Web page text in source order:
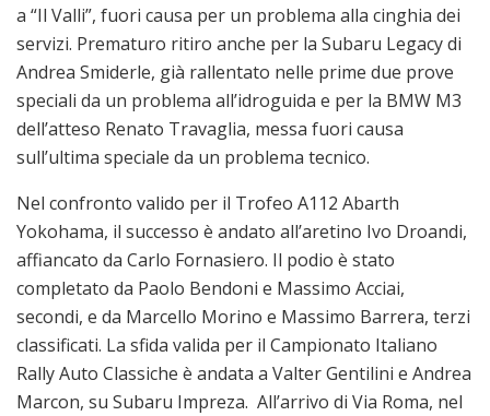
a “Il Valli”, fuori causa per un problema alla cinghia dei
servizi. Prematuro ritiro anche per la Subaru Legacy di
Andrea Smiderle, già rallentato nelle prime due prove
speciali da un problema all’idroguida e per la BMW M3
dell’atteso Renato Travaglia, messa fuori causa
sull’ultima speciale da un problema tecnico.
Nel confronto valido per il Trofeo A112 Abarth
Yokohama, il successo è andato all’aretino Ivo Droandi,
affiancato da Carlo Fornasiero. Il podio è stato
completato da Paolo Bendoni e Massimo Acciai,
secondi, e da Marcello Morino e Massimo Barrera, terzi
classificati. La sfida valida per il Campionato Italiano
Rally Auto Classiche è andata a Valter Gentilini e Andrea
Marcon, su Subaru Impreza. All’arrivo di Via Roma, nel